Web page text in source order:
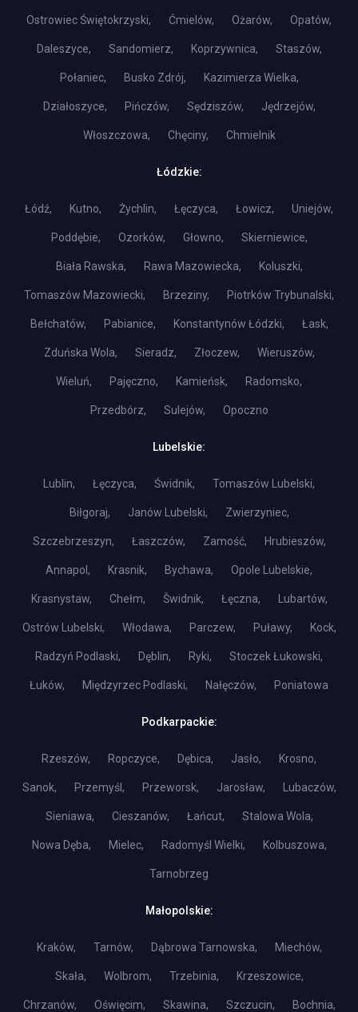
Ostrowiec Świętokrzyski, Ćmielów, Ożarów, Opatów,
Daleszyce, Sandomierz, Koprzywnica, Staszów,
Połaniec, Busko Zdrój, Kazimierza Wielka,
Działoszyce, Pińczów, Sędziszów, Jędrzejów,
Włoszczowa, Chęciny, Chmielnik
Łódzkie:
Łódź, Kutno, Żychlin, Łęczyca, Łowicz, Uniejów,
Poddębie, Ozorków, Głowno, Skierniewice,
Biała Rawska, Rawa Mazowiecka, Koluszki,
Tomaszów Mazowiecki, Brzeziny, Piotrków Trybunalski,
Bełchatów, Pabianice, Konstantynów Łódzki, Łask,
Zduńska Wola, Sieradz, Złoczew, Wieruszów,
Wieluń, Pajęczno, Kamieńsk, Radomsko,
Przedbórz, Sulejów, Opoczno
Lubelskie:
Lublin, Łęczyca, Świdnik, Tomaszów Lubelski,
Biłgoraj, Janów Lubelski, Zwierzyniec,
Szczebrzeszyn, Łaszczów, Zamość, Hrubieszów,
Annapol, Krasnik, Bychawa, Opole Lubelskie,
Krasnystaw, Chełm, Šwidnik, Łęczna, Lubartów,
Ostrów Lubelski, Włodawa, Parczew, Puławy, Kock,
Radzyń Podlaski, Dęblin, Ryki, Stoczek Łukowski,
Łuków, Międzyrzec Podlaski, Nałęczów, Poniatowa
Podkarpackie:
Rzeszów, Ropczyce, Dębica, Jasło, Krosno,
Sanok, Przemyśl, Przeworsk, Jarosław, Lubaczów,
Sieniawa, Cieszanów, Łańcut, Stalowa Wola,
Nowa Dęba, Mielec, Radomyśl Wielki, Kolbuszowa,
Tarnobrzeg
Małopolskie:
Kraków, Tarnów, Dąbrowa Tarnowska, Miechów,
Skała, Wolbrom, Trzebinia, Krzeszowice,
Chrzanów, Oświęcim, Skawina, Szczucin, Bochnia,